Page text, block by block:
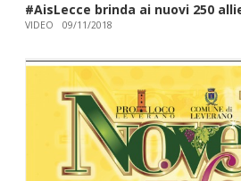
#AisLecce brinda ai nuovi 250
VIDEO 09/11/2018